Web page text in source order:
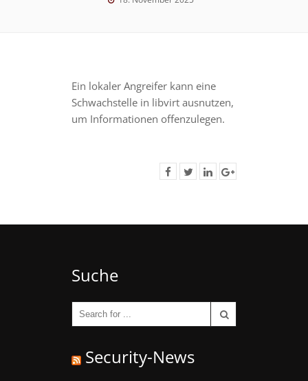
Ein lokaler Angreifer kann eine
Schwachstelle in libvirt ausnutzen,
um Informationen offenzulegen.
Suche
Security-News